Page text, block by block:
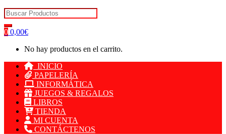
Search for:
0 0,00€
No hay productos en el carrito.
INICIO
PAPELERÍA
INFORMÁTICA
JUEGOS & REGALOS
LIBROS
TIENDA
MI CUENTA
CONTÁCTENOS